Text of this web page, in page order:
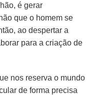
é gerar
que o homem se
ao despertar a
para a criação de
nos reserva o mundo
de forma precisa